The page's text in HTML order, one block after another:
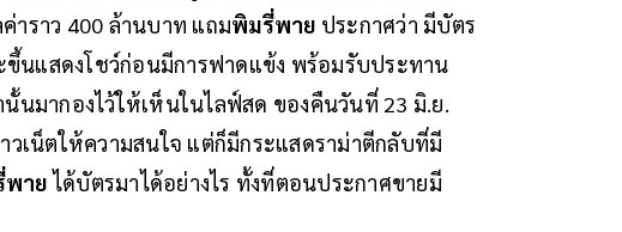
าราว 400 ล้านบาท แถมพิมรี่พาย ประกาศว่า มีบัตร
นแสดงโชว์ก่อนมีการฟาดแข้ง พร้อมรับประทาน
มากองไว้ให้เห็นในไลฟ์สด ของคืนวันที่ 23 มิ.ย.
เน็ตให้ความสนใจ แต่ก็มีกระแสดราม่าตีกลับที่มี
าย ได้บัตรมาได้อย่างไร ทั้งที่ตอนประกาศขายมี